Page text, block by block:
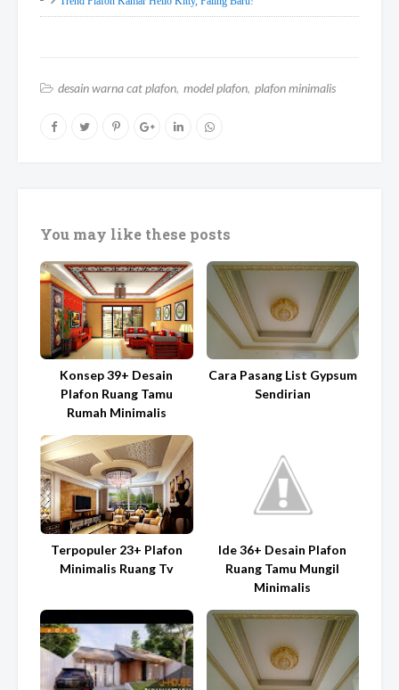
desain warna cat plafon model plafon plafon minimalis
You may like these posts
Konsep 39+ Desain
Plafon Ruang Tamu
Rumah Minimalis
Cara Pasang List Gypsum
Sendirian
Terpopuler 23+ Plafon
Minimalis Ruang Tv
Ide 36+ Desain Plafon
Ruang Tamu Mungil
Minimalis